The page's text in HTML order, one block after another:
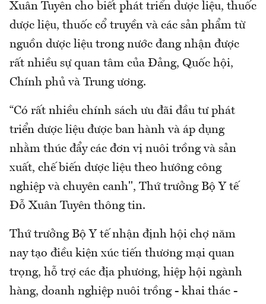
Xuân Tuyên cho biết phát triển dược liệu, thuốc
dược liệu, thuốc cổ truyền và các sản phẩm từ
nguồn dược liệu trong nước đang nhận được
rất nhiều sự quan tâm của Đảng, Quốc hội,
Chính phủ và Trung ương.
“Có rất nhiều chính sách ưu đãi đầu tư phát
triển dược liệu được ban hành và áp dụng
nhằm thúc đẩy các đơn vị nuôi trồng và sản
xuất, chế biến dược liệu theo hướng công
nghiệp và chuyên canh", Thứ trưởng Bộ Y tế
Đỗ Xuân Tuyên thông tin.
Thứ trưởng Bộ Y tế nhận định hội chợ năm
nay tạo điều kiện xúc tiến thương mại quan
trọng, hỗ trợ các địa phương, hiệp hội ngành
hàng, doanh nghiệp nuôi trồng - khai thác -